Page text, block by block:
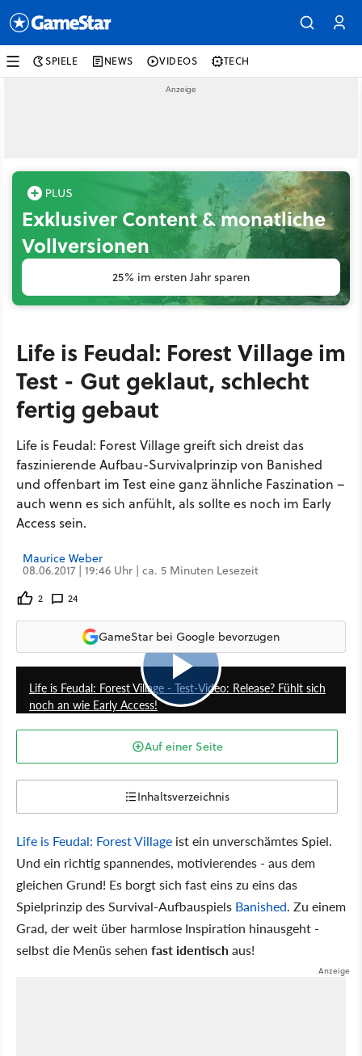
SPIELE NEWS VIDEOS TECH
Exklusiver Content & monatliche
Vollversionen
25% im ersten Jahr sparen
Life is Feudal: Forest Village im
Test - Gut geklaut, schlecht
fertig gebaut
Life is Feudal: Forest Village greift sich dreist das
faszinierende Aufbau-Survivalprinzip von Banished
und offenbart im Test eine ganz ähnliche Faszination –
auch wenn es sich anfühlt, als sollte es noch im Early
Access sein.
Maurice Weber
08.06.2017 | 19:46 Uhr | ca. 5 Minuten Lesezeit
2 24
GameStar bei Google bevorzugen
5:34
Life is Feudal: Forest Village - Test-Video: Release? Fühlt sich
noch an wie Early Access!
Auf einer Seite
Inhaltsverzeichnis
Life is Feudal: Forest Village ist ein unverschämtes Spiel.
Und ein richtig spannendes, motivierendes - aus dem
gleichen Grund! Es borgt sich fast eins zu eins das
Spielprinzip des Survival-Aufbauspiels Banished. Zu einem
Grad, der weit über harmlose Inspiration hinausgeht -
selbst die Menüs sehen fast identischaus!